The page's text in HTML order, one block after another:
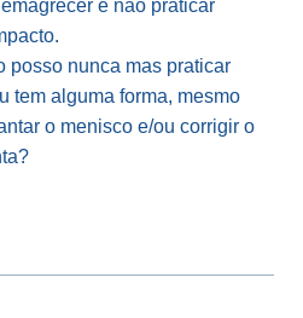
e não praticar
posso nunca mas praticar
tem alguma forma, mesmo
o menisco e/ou corrigir o